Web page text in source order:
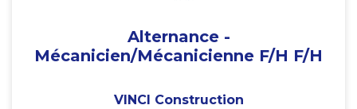
Alternance -
Mécanicien/Mécanicienne F/H F/H
VINCI Construction